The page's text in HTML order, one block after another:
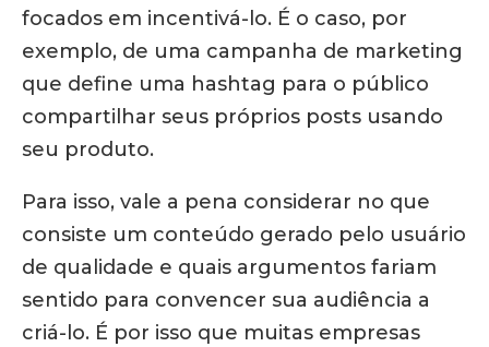
focados em incentivá-lo. É o caso, por
exemplo, de uma campanha de marketing
que define uma hashtag para o público
compartilhar seus próprios posts usando
seu produto.
Para isso, vale a pena considerar no que
consiste um conteúdo gerado pelo usuário
de qualidade e quais argumentos fariam
sentido para convencer sua audiência a
criá-lo. É por isso que muitas empresas